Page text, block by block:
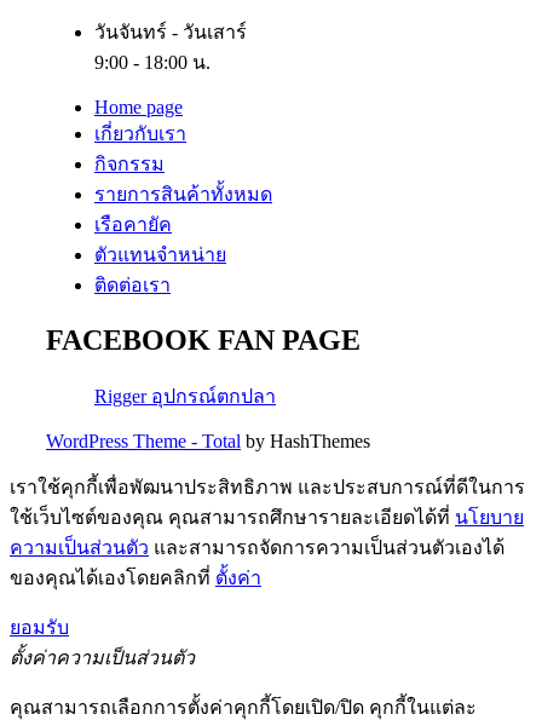
วันจันทร์ - วันเสาร์
9:00 - 18:00 น.
Home page
เกี่ยวกับเรา
กิจกรรม
รายการสินค้าทั้งหมด
เรือคายัค
ตัวแทนจำหน่าย
ติดต่อเรา
FACEBOOK FAN PAGE
Rigger อุปกรณ์ตกปลา
WordPress Theme - Total by HashThemes
เราใช้คุกกี้เพื่อพัฒนาประสิทธิภาพ และประสบการณ์ที่ดีในการ
ใช้เว็บไซต์ของคุณ คุณสามารถศึกษารายละเอียดได้ที่ นโยบาย
ความเป็นส่วนตัว และสามารถจัดการความเป็นส่วนตัวเองได้
ของคุณได้เองโดยคลิกที่ ตั้งค่า
ยอมรับ
ตั้งค่าความเป็นส่วนตัว
คุณสามารถเลือกการตั้งค่าคุกกี้โดยเปิด/ปิด คุกกี้ในแต่ละ